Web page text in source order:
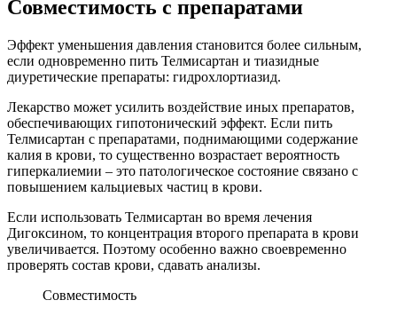
Совместимость с препаратами
Эффект уменьшения давления становится более сильным,
если одновременно пить Телмисартан и тиазидные
диуретические препараты: гидрохлортиазид.
Лекарство может усилить воздействие иных препаратов,
обеспечивающих гипотонический эффект. Если пить
Телмисартан с препаратами, поднимающими содержание
калия в крови, то существенно возрастает вероятность
гиперкалиемии – это патологическое состояние связано с
повышением кальциевых частиц в крови.
Если использовать Телмисартан во время лечения
Дигоксином, то концентрация второго препарата в крови
увеличивается. Поэтому особенно важно своевременно
проверять состав крови, сдавать анализы.
Совместимость